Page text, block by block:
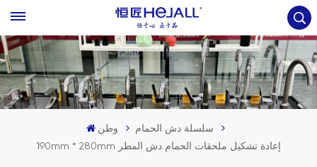
وطن
سلسلة دش الحمام
190mm * 280mm إعادة تشكيل ملحقات الحمام دش المطر